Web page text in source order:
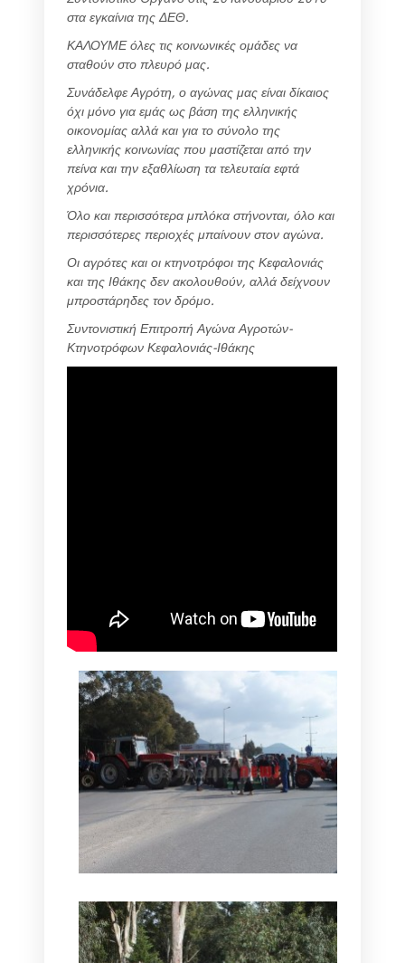
στα εγκαίνια της ΔΕΘ.
ΚΑΛΟΥΜΕ όλες τις κοινωνικές ομάδες να
σταθούν στο πλευρό μας.
Συνάδελφε Αγρότη, ο αγώνας μας είναι δίκαιος
όχι μόνο για εμάς ως βάση της ελληνικής
οικονομίας αλλά και για το σύνολο της
ελληνικής κοινωνίας που μαστίζεται από την
πείνα και την εξαθλίωση τα τελευταία εφτά
χρόνια.
Όλο και περισσότερα μπλόκα στήνονται, όλο και
περισσότερες περιοχές μπαίνουν στον αγώνα.
Οι αγρότες και οι κτηνοτρόφοι της Κεφαλονιάς
και της Ιθάκης δεν ακολουθούν, αλλά δείχνουν
μπροστάρηδες τον δρόμο.
Συντονιστική Επιτροπή Αγώνα Αγροτών-
Κτηνοτρόφων Κεφαλονιάς-Ιθάκης